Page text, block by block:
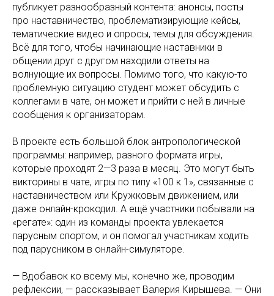
публикует разнообразный контента: анонсы, посты
про наставничество, проблематизирующие кейсы,
тематические видео и опросы, темы для обсуждения.
Всё для того, чтобы начинающие наставники в
общении друг с другом находили ответы на
волнующие их вопросы. Помимо того, что какую-то
проблемную ситуацию студент может обсудить с
коллегами в чате, он может и прийти с ней в личные
сообщения к организаторам.
В проекте есть большой блок антропологической
программы: например, разного формата игры,
которые проходят 2—3 раза в месяц. Это могут быть
викторины в чате, игры по типу «100 к 1», связанные с
наставничеством или Кружковым движением, или
даже онлайн-крокодил. А ещё участники побывали на
«регате»: один из команды проекта увлекается
парусным спортом, и он помогал участникам ходить
под парусником в онлайн-симуляторе.
— Вдобавок ко всему мы, конечно же, проводим
рефлексии, — рассказывает Валерия Кирышева. — Они